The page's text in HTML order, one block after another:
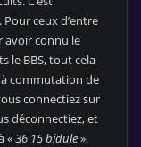
ceux d’entre
avoir connu le
le BBS, tout cela
commutation de
connectiez sur
déconnectiez, et
«36 15 bidule»,